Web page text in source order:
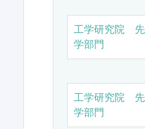
工学研究院 先
学部門
工学研究院 先
学部門